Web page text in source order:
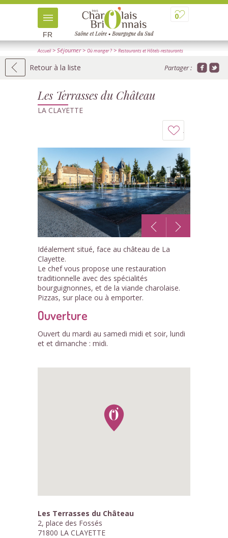
0
FR
Accueil> Séjourner> Où manger ? > Restaurants et Hôtels-restaurants
Retour à la liste Partager :
Les Terrasses du Château
LA CLAYETTE
à
mon
carnet
1 /1
Idéalement situé, face au château de La
Clayette.
Le chef vous propose une restauration
traditionnelle avec des spécialités
bourguignonnes, et de la viande charolaise.
Pizzas, sur place ou à emporter.
Ouverture
Ouvert du mardi au samedi midi et soir, lundi
et et dimanche : midi.
Les Terrasses du Château
2, place des Fossés
71800 LA CLAYETTE